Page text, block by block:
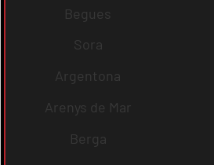
Begues
Sora
Argentona
Arenys de Mar
Berga